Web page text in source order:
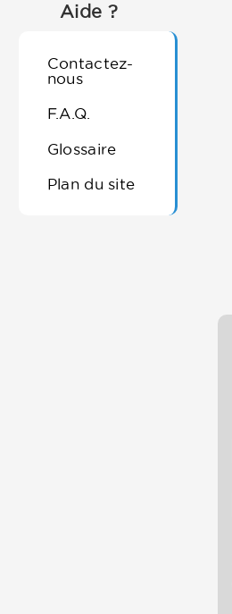
Aide ?
Contactez-
nous
F.A.Q.
Glossaire
Plan du site